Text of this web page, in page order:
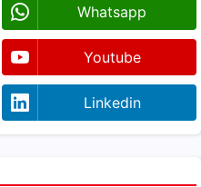
Whatsapp
Youtube
Linkedin